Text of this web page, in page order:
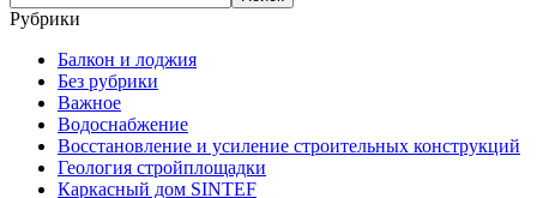
Рубрики
Балкон и лоджия
Без рубрики
Важное
Водоснабжение
Восстановление и усиление строительных конструкций
Геология стройплощадки
Каркасный дом SINTEF